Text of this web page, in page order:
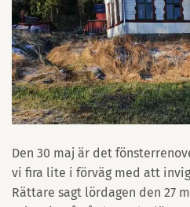
Den 30 maj är det
vi fira lite i förväg med att
Rättare sagt lördagen den 27